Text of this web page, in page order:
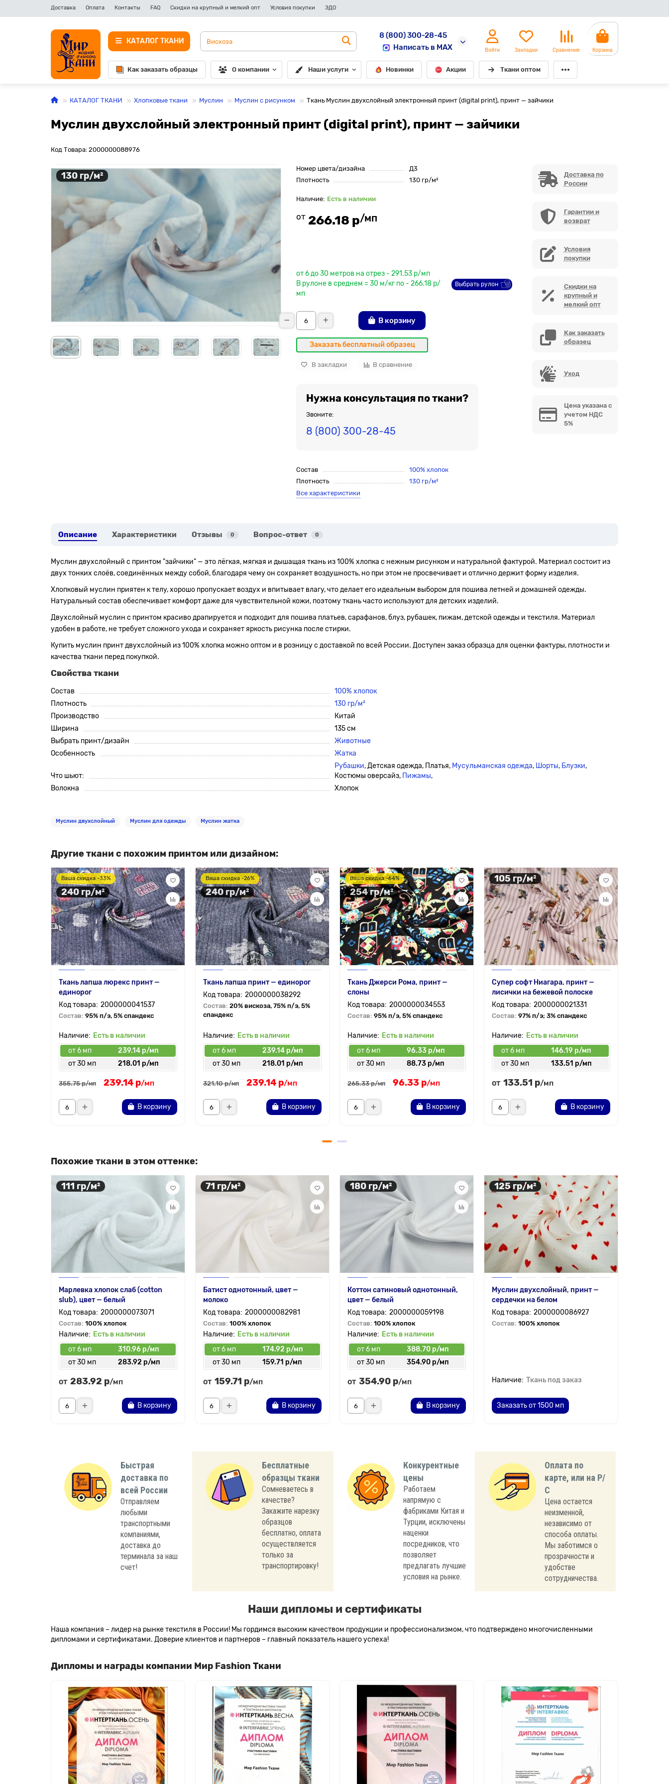
Доставка Оплата Контакты FAQ Скидки на крупный и мелкий опт Условия покупки ЭДО
КАТАЛОГ ТКАНИ
8 (800) 300-28-45
Написать в MAX
Войти Закладки Сравнение Корзина
Как заказать образцы О компании Наши услуги Новинки Акции Ткани оптом
КАТАЛОГ ТКАНИ Хлопковые ткани Муслин Муслин с рисунком Ткань Муслин двухслойный электронный принт (digital print), принт — зайчики
Муслин двухслойный электронный принт (digital print), принт — зайчики
Код Товара: 2000000088976
130 гр/м²
Номер цвета/дизайна
Д3
Плотность
130 гр/м²
Есть в наличии
от 266.18 р/мп
от 6 до 30 метров на отрез - 291.53 р/мп
В рулоне в среднем = 30 м/кг по - 266.18 р/
мп
Выбрать рулон
В корзину
Заказать бесплатный образец
В закладки В сравнение
Нужна консультация по ткани?
Звоните:
8 (800) 300-28-45
Состав
100% хлопок
Плотность
130 гр/м²
Все характеристики
Доставка по
России
Гарантии и
возврат
Условия
покупки
Скидки на
крупный и
мелкий опт
Как заказать
образец
Уход
Цена указана с
учетом НДС
5%
Описание Характеристики Отзывы 0 Вопрос-ответ 0
Муслин двухслойный с принтом "зайчики" — это лёгкая, мягкая и дышащая ткань из 100% хлопка с нежным рисунком и натуральной фактурой. Материал состоит из
двух тонких слоёв, соединённых между собой, благодаря чему он сохраняет воздушность, но при этом не просвечивает и отлично держит форму изделия.
Хлопковый муслин приятен к телу, хорошо пропускает воздух и впитывает влагу, что делает его идеальным выбором для пошива летней и домашней одежды.
Натуральный состав обеспечивает комфорт даже для чувствительной кожи, поэтому ткань часто используют для детских изделий.
Двухслойный муслин с принтом красиво драпируется и подходит для пошива платьев, сарафанов, блуз, рубашек, пижам, детской одежды и текстиля. Материал
удобен в работе, не требует сложного ухода и сохраняет яркость рисунка после стирки.
Купить муслин принт двухслойный из 100% хлопка можно оптом и в розницу с доставкой по всей России. Доступен заказ образца для оценки фактуры, плотности и
качества ткани перед покупкой.
Свойства ткани
Состав
100% хлопок
Плотность
130 гр/м²
Производство
Китай
Ширина
135 см
Выбрать принт/дизайн
Животные
Особенность
Жатка
Что шьют:
Рубашки, Детская одежда, Платья, Мусульманская одежда, Шорты, Блузки,
Костюмы оверсайз, Пижамы,
Волокна
Хлопок
Муслин двухслойный Муслин для одежды Муслин жатка
Другие ткани с похожим принтом или дизайном:
Ваша скидка -33%
240 гр/м²
Ткань лапша люрекс принт —
единорог
2000000041537
Состав: 95% п/э, 5% спандекс
Есть в наличии
от 6 мп
239.14 р/мп
от 30 мп
218.01 р/мп
355.75 р/мп 239.14 р/мп
В корзину
Ваша скидка -26%
240 гр/м²
Ткань лапша принт — единорог
2000000038292
Состав: 20% вискоза, 75% п/э, 5%
спандекс
Есть в наличии
от 6 мп
239.14 р/мп
от 30 мп
218.01 р/мп
321.10 р/мп 239.14 р/мп
В корзину
Ваша скидка -64%
254 гр/м²
Ткань Джерси Рома, принт —
слоны
2000000034553
Состав: 95% п/э, 5% спандекс
Есть в наличии
от 6 мп
96.33 р/мп
от 30 мп
88.73 р/мп
265.33 р/мп 96.33 р/мп
В корзину
105 гр/м²
Супер софт Ниагара, принт —
лисички на бежевой полоске
2000000021331
Состав: 97% п/э; 3% спандекс
Есть в наличии
от 6 мп
146.19 р/мп
от 30 мп
133.51 р/мп
от 133.51 р/мп
В корзину
Похожие ткани в этом оттенке:
111 гр/м²
Марлевка хлопок слаб (cotton
slub), цвет — белый
2000000073071
Состав: 100% хлопок
Есть в наличии
от 6 мп
310.96 р/мп
от 30 мп
283.92 р/мп
от 283.92 р/мп
В корзину
71 гр/м²
Батист однотонный, цвет —
молоко
2000000082981
Состав: 100% хлопок
Есть в наличии
от 6 мп
174.92 р/мп
от 30 мп
159.71 р/мп
от 159.71 р/мп
В корзину
180 гр/м²
Коттон сатиновый однотонный,
цвет — белый
2000000059198
Состав: 100% хлопок
Есть в наличии
от 6 мп
388.70 р/мп
от 30 мп
354.90 р/мп
от 354.90 р/мп
В корзину
125 гр/м²
Муслин двухслойный, принт —
сердечки на белом
2000000086927
Состав: 100% хлопок
Ткань под заказ
Заказать от 1500 мп
Быстрая
доставка по
всей России
Отправляем
любыми
транспортными
компаниями,
доставка до
терминала за наш
счет!
Бесплатные
образцы ткани
Сомневаетесь в
качестве?
Закажите нарезку
образцов
бесплатно, оплата
осуществляется
только за
транспортировку!
Конкурентные
цены
Работаем
напрямую с
фабриками Китая и
Турции, исключены
наценки
посредников, что
позволяет
предлагать лучшие
условия на рынке.
Оплата по
карте, или на Р/
С
Цена остается
неизменной,
независимо от
способа оплаты.
Мы заботимся о
прозрачности и
удобстве
сотрудничества.
Наши дипломы и сертификаты
Наша компания – лидер на рынке текстиля в России! Мы гордимся высоким качеством продукции и профессионализмом, что подтверждено многочисленными
дипломами и сертификатами. Доверие клиентов и партнеров – главный показатель нашего успеха!
Дипломы и награды компании Мир Fashion Ткани